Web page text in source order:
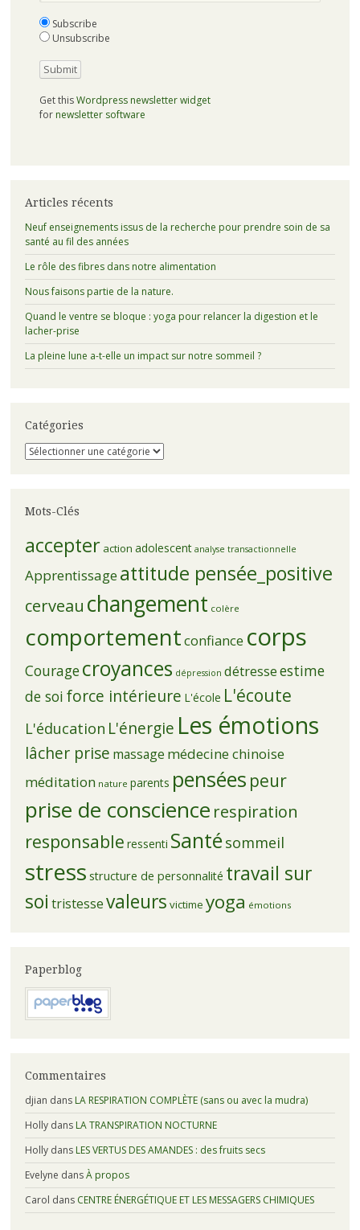
Subscribe
Unsubscribe
Get thisWordpress newsletter widget
for newsletter software
Articles récents
Neuf enseignements issus de la recherche pour prendre soin de sa
santé au fil des années
Le rôle des fibres dans notre alimentation
Nous faisons partie de la nature.
Quand le ventre se bloque : yoga pour relancer la digestion et le
lacher-prise
La pleine lune a-t-elle un impact sur notre sommeil ?
Catégories
Catégories
Mots-Clés
accepter action adolescent analyse transactionnelle
Apprentissage attitude pensée_positive
cerveau changement colère
comportementconfiance corps
Couragecroyances dépression détresseestime
de soi force intérieure L'école L'écoute
L'éducation L'énergie Les émotions
lâcher prise massage médecine chinoise
méditation nature parents pensées peur
prise de conscience respiration
responsable ressenti Santésommeil
stress structure de personnalité travail sur
soi tristessevaleurs victime yoga émotions
Paperblog
Commentaires
djian dans LA RESPIRATION COMPLÈTE (sans ou avec la mudra)
Hollydans LA TRANSPIRATION NOCTURNE
Hollydans LES VERTUS DES AMANDES : des fruits secs
Evelyne dansÀ propos
Carol dans CENTRE ÉNERGÉTIQUE ET LES MESSAGERS CHIMIQUES